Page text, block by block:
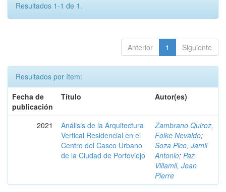
Resultados 1-1 de 1.
Anterior 1 Siguiente
Resultados por ítem:
Fecha de
publicación
Título Autor(es)
2021
Análisis de la Arquitectura
Vertical Residencial en el
Centro del Casco Urbano
de la Ciudad de Portoviejo
Zambrano Quiroz,
Folke Nevaldo;
Soza Pico, Jamil
Antonio; Paz
Villamil, Jean
Pierre